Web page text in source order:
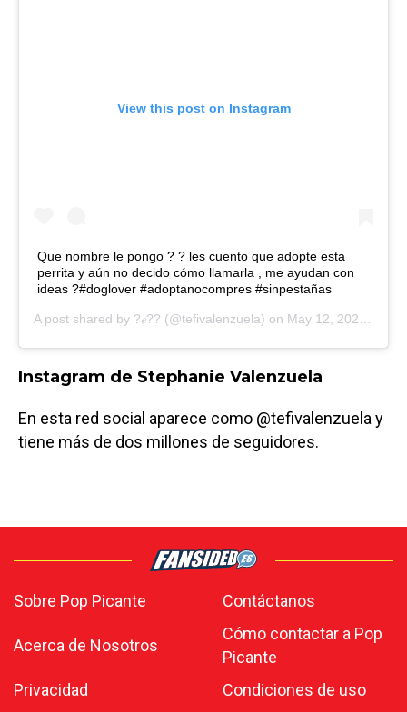
View this post on Instagram
Que nombre le pongo ? ? les cuento que adopte esta
perrita y aún no decido cómo llamarla , me ayudan con
ideas ?#doglover #adoptanocompres #sinpestañas
A post shared by ?ℯ?? (@tefivalenzuela) on May 12, 2020 at 10:16am PDT
Instagram de Stephanie Valenzuela
En esta red social aparece como @tefivalenzuela y
tiene más de dos millones de seguidores.
Sobre Pop Picante Contáctanos
Acerca de Nosotros
Cómo contactar a Pop
Picante
Privacidad
Condiciones de uso